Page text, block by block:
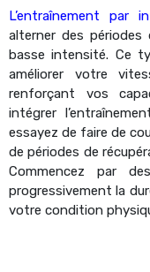
L’entraînement par
alterner des
basse intensité. Ce
améliorer votre
renforçant vos
intégrer
essayez de faire de
de périodes de
Commencez par
progressivement la
votre condition